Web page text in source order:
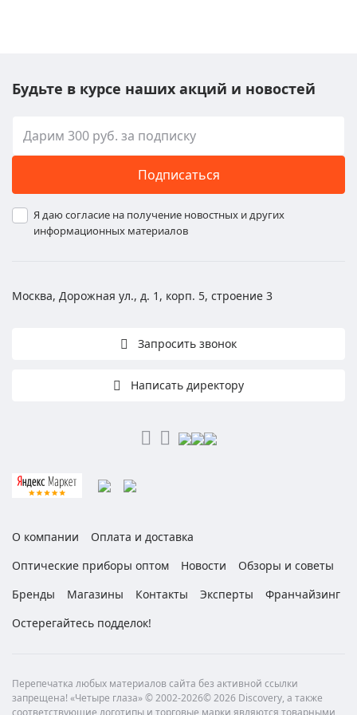
Будьте в курсе наших акций и новостей
Подписаться
Я даю согласие на получение новостных и других
информационных материалов
Москва, Дорожная ул., д. 1, корп. 5, строение 3
Запросить звонок
Написать директору
О компании
Оплата и доставка
Оптические приборы оптом
Новости
Обзоры и советы
Бренды
Магазины Контакты Эксперты
Франчайзинг
Остерегайтесь подделок!
Перепечатка любых материалов сайта без активной ссылки
запрещена! «Четыре глаза» © 2002-2026© 2026 Discovery, а также